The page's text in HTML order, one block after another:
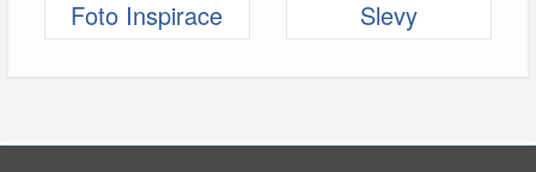
Foto Inspirace Slevy